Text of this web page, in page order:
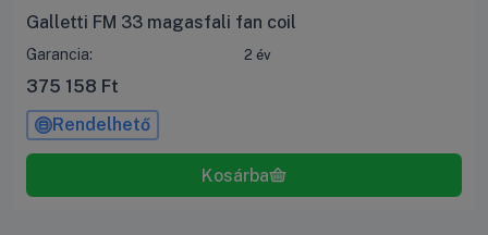
Galletti FM 33 magasfali fan coil
Garancia: 2 év
375 158 Ft
Rendelhető